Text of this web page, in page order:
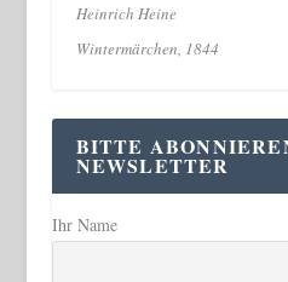
Heinrich Heine
Wintermärchen, 1844
BITTE
NEWSLETTER
Ihr Name